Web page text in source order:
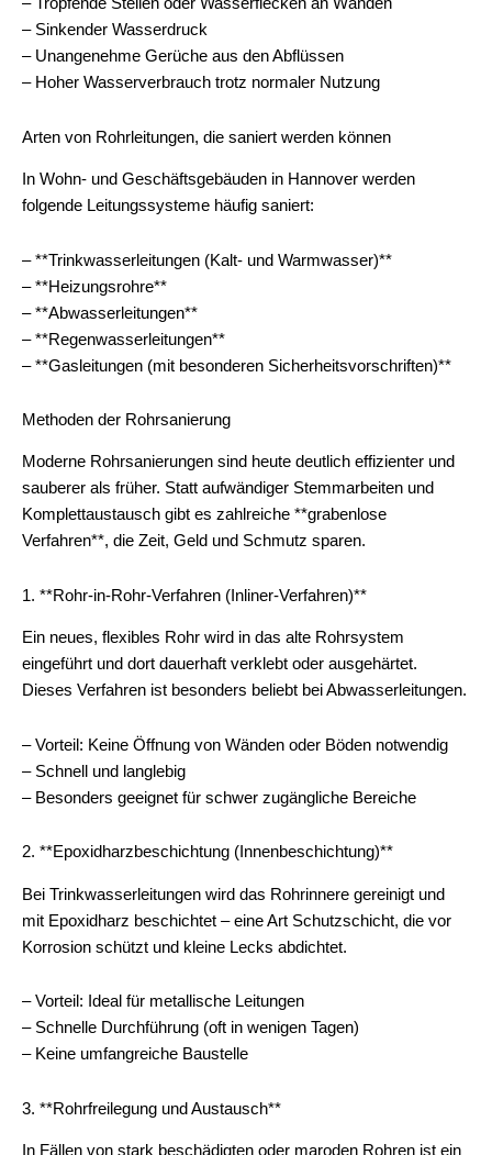
– Sinkender Wasserdruck
– Unangenehme Gerüche aus den Abflüssen
– Hoher Wasserverbrauch trotz normaler Nutzung
Arten von Rohrleitungen, die saniert werden können
In Wohn- und Geschäftsgebäuden in Hannover werden
folgende Leitungssysteme häufig saniert:
– **Trinkwasserleitungen (Kalt- und Warmwasser)**
– **Heizungsrohre**
– **Abwasserleitungen**
– **Regenwasserleitungen**
– **Gasleitungen (mit besonderen Sicherheitsvorschriften)**
Methoden der Rohrsanierung
Moderne Rohrsanierungen sind heute deutlich effizienter und
sauberer als früher. Statt aufwändiger Stemmarbeiten und
Komplettaustausch gibt es zahlreiche **grabenlose
Verfahren**, die Zeit, Geld und Schmutz sparen.
1. **Rohr-in-Rohr-Verfahren (Inliner-Verfahren)**
Ein neues, flexibles Rohr wird in das alte Rohrsystem
eingeführt und dort dauerhaft verklebt oder ausgehärtet.
Dieses Verfahren ist besonders beliebt bei Abwasserleitungen.
– Vorteil: Keine Öffnung von Wänden oder Böden notwendig
– Schnell und langlebig
– Besonders geeignet für schwer zugängliche Bereiche
2. **Epoxidharzbeschichtung (Innenbeschichtung)**
Bei Trinkwasserleitungen wird das Rohrinnere gereinigt und
mit Epoxidharz beschichtet – eine Art Schutzschicht, die vor
Korrosion schützt und kleine Lecks abdichtet.
– Vorteil: Ideal für metallische Leitungen
– Schnelle Durchführung (oft in wenigen Tagen)
– Keine umfangreiche Baustelle
3. **Rohrfreilegung und Austausch**
In Fällen von stark beschädigten oder maroden Rohren ist ein